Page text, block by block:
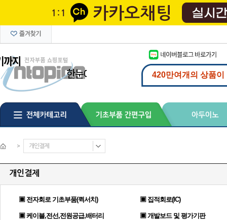
> 개인결제
개인결제
▣ 전자회로 기초부품(퀵서치) ▣ 집적회로(IC)
▣ 케이블,전선,전원공급,배터리 ▣ 개발보드 및 평가기판